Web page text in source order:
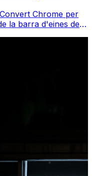
Chrome per
la barra d'eines del